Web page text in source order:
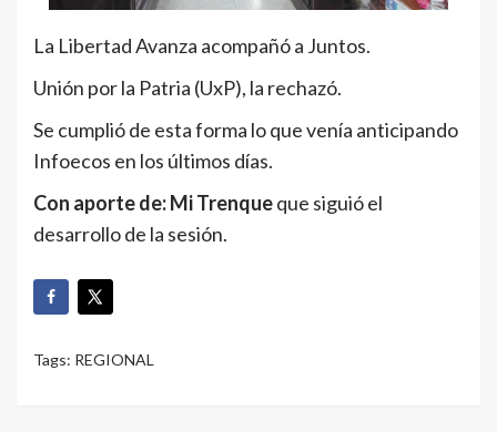
La Libertad Avanza acompañó a Juntos.
Unión por la Patria (UxP), la rechazó.
Se cumplió de esta forma lo que venía anticipando
Infoecos en los últimos días.
Con aporte de: Mi Trenqueque siguió el
desarrollo de la sesión.
Tags: REGIONAL